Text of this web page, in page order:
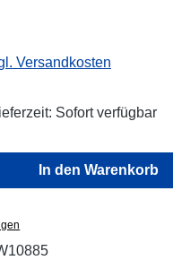
Versandkosten
Sofort verfügbar
In den Warenkorb